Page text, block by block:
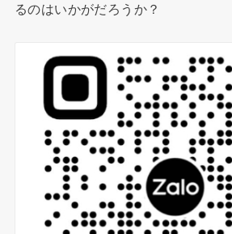
るのはいかがだろうか？